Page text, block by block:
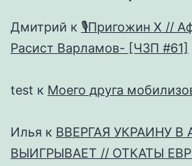
Дмитрий к 🎙Пригожин X //
Расист Варламов- [ЧЗП #61]
test к Моего друга
Илья к ВВЕРГАЯ УКРАИНУ
ВЫИГРЫВАЕТ // ОТКАТЫ